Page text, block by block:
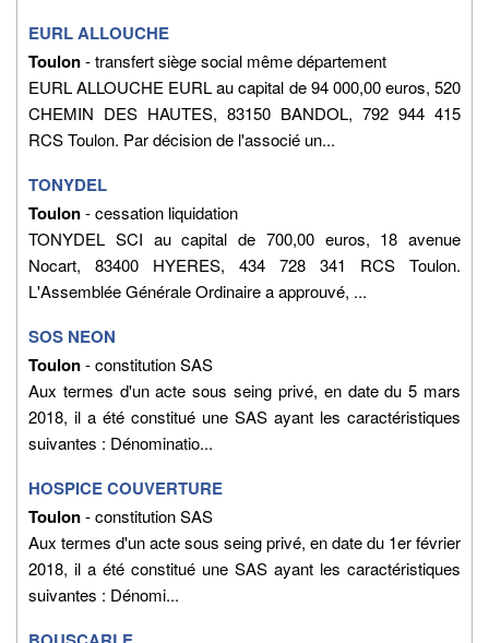
EURL ALLOUCHE
Toulon- transfert siège social même département
EURL ALLOUCHE EURL au capital de 94 000,00 euros, 520
CHEMIN DES HAUTES, 83150 BANDOL, 792 944 415
RCS Toulon. Par décision de l'associé un...
TONYDEL
Toulon- cessation liquidation
TONYDEL SCI au capital de 700,00 euros, 18 avenue
Nocart, 83400 HYERES, 434 728 341 RCS Toulon.
L'Assemblée Générale Ordinaire a approuvé, ...
SOS NEON
Toulon- constitution SAS
Aux termes d'un acte sous seing privé, en date du 5 mars
2018, il a été constitué une SAS ayant les caractéristiques
suivantes : Dénominatio...
HOSPICE COUVERTURE
Toulon- constitution SAS
Aux termes d'un acte sous seing privé, en date du 1er février
2018, il a été constitué une SAS ayant les caractéristiques
suivantes : Dénomi...